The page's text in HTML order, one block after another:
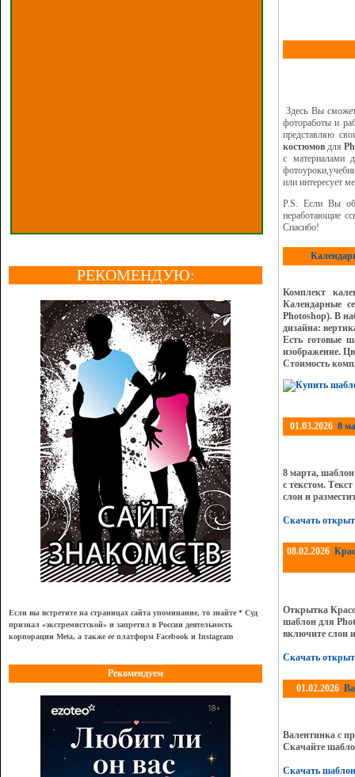
РЕКОМЕНДУЮ:
Если вы встретите на страницах сайта упоминание, то знайте * Суд
признал «экстремистской» и запретил в России деятельность
корпорации Meta, а также ее платформ Facebook и Instagram
Рекомендуем
Здесь Вы
фотоработы и
представляю
костюмовдля
с материалами
или интересует
P.S. Если Вы
неработающие
Спасибо!
Комплект
Календарные
Photoshop). В
дизайна:
Есть готовые
изображение.
Стоимость
01.03.2026 8
8 марта,
с текстом.
слои и
Скачать
08.02.2026
Открытка
шаблон для
включите слои
Скачать
01.02.2026
Валентинка с
Скачайте
Скачать